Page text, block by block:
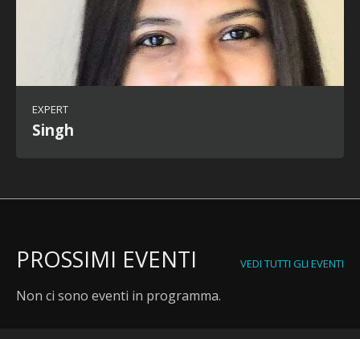
PROSSIMI EVENTI VEDI TUTTI GLI EVENTI
Non ci sono eventi in programma.
EXPERT
Singh